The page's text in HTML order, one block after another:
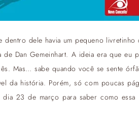
dentro dele havia um pequeno livretinho
Dan Gemeinhart. A ideia era que eu
Mas… sabe quando você se sente
da história. Porém, só com poucas
23 de março para saber como essa